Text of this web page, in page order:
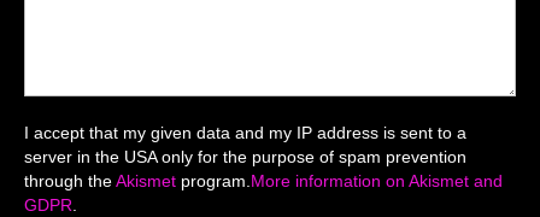
Cartes de remerciement
Photomontages
I accept that my given data and my IP address is sent to a
server in the USA only for the purpose of spam prevention
through theAkismet program.More information on Akismet and
GDPR.